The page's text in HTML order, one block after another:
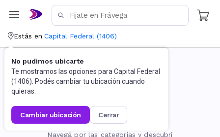
Estás en Capital Federal (1406)
No pudimos ubicarte
Te mostramos las opciones para Capital Federal
(1406). Podés cambiar tu ubicación cuando
quieras.
cambiar ubicación cerrar
La página no existe
Navegá por las categorías y descubrí